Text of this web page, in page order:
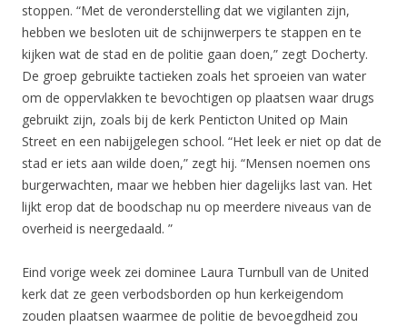
stoppen. “Met de veronderstelling dat we vigilanten zijn,
hebben we besloten uit de schijnwerpers te stappen en te
kijken wat de stad en de politie gaan doen,” zegt Docherty.
De groep gebruikte tactieken zoals het sproeien van water
om de oppervlakken te bevochtigen op plaatsen waar drugs
gebruikt zijn, zoals bij de kerk Penticton United op Main
Street en een nabijgelegen school. “Het leek er niet op dat de
stad er iets aan wilde doen,” zegt hij. “Mensen noemen ons
burgerwachten, maar we hebben hier dagelijks last van. Het
lijkt erop dat de boodschap nu op meerdere niveaus van de
overheid is neergedaald. ”
Eind vorige week zei dominee Laura Turnbull van de United
kerk dat ze geen verbodsborden op hun kerkeigendom
zouden plaatsen waarmee de politie de bevoegdheid zou